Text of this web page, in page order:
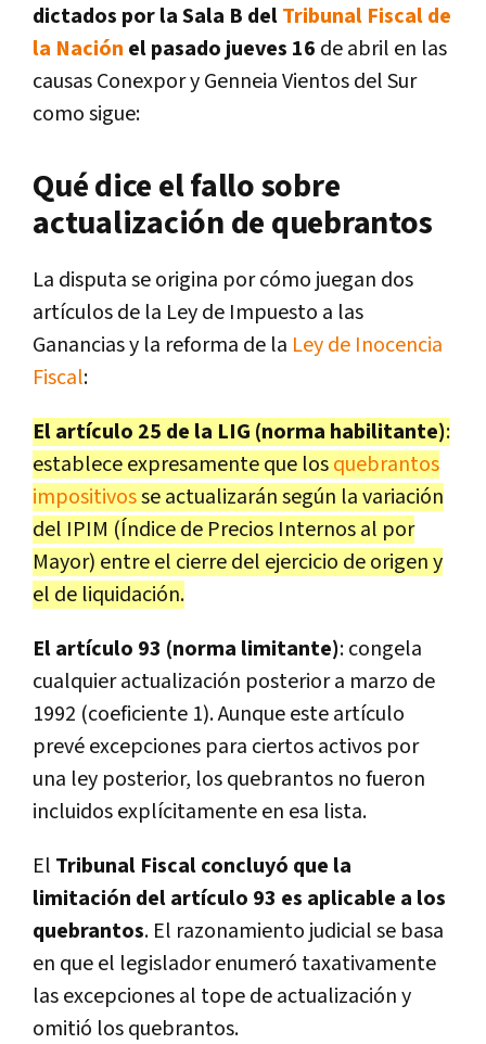
dictados por la Sala B delTribunal Fiscal de
la Nación el pasado jueves 16 de abril en las
causas Conexpor y Genneia Vientos del Sur
como sigue:
Qué dice el fallo sobre
actualización de quebrantos
La disputa se origina por cómo juegan dos
artículos de la Ley de Impuesto a las
Ganancias y la reforma de la Ley de Inocencia
Fiscal:
El artículo 25 de la LIG (norma habilitante):
establece expresamente que losquebrantos
impositivosse actualizarán según la variación
del IPIM (Índice de Precios Internos al por
Mayor) entre el cierre del ejercicio de origen y
el de liquidación.
El artículo 93 (norma limitante): congela
cualquier actualización posterior a marzo de
1992 (coeficiente 1). Aunque este artículo
prevé excepciones para ciertos activos por
una ley posterior, los quebrantos no fueron
incluidos explícitamente en esa lista.
El Tribunal Fiscal concluyó que la
limitación del artículo 93 es aplicable a los
quebrantos. El razonamiento judicial se basa
en que el legislador enumeró taxativamente
las excepciones al tope de actualización y
omitió los quebrantos.